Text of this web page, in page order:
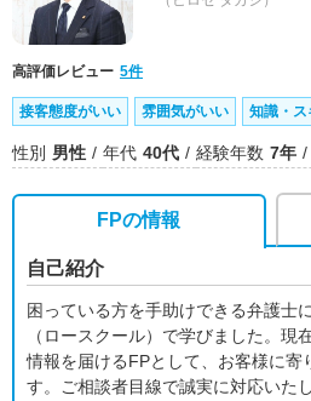
高評価レビュー 5件
接客態度がいい 雰囲気がいい 知識・ス
性別 男性 年代 40代 経験年数 7年
FPの情報
自己紹介
困っている方を手助けできる弁護士
（ロースクール）で学びました。現
情報を届けるFPとして、お客様に寄
す。ご相談者目線で誠実に対応いた